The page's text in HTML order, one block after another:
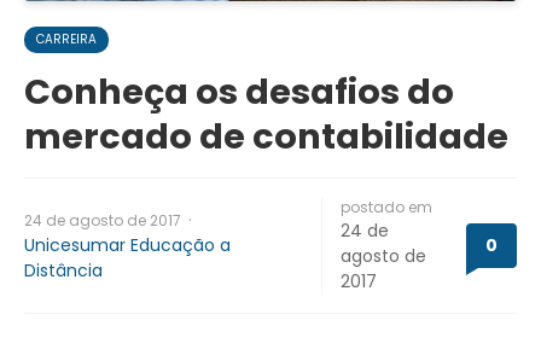
CARREIRA
Conheça os desafios do
mercado de contabilidade
24 de agosto de 2017 ·
Unicesumar Educação a
Distância
postado em
24 de
agosto de
2017
0